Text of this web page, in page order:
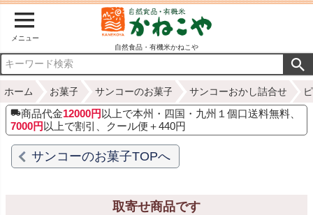
メニュー
自然食品・有機米かねこや
ホーム お菓子 サンコーのお菓子 サンコーおかし詰合せ
商品代金12000円 以上で本州・四国・九州１個口送料無料、
7000円 以上で割引、クール便＋440円
サンコーのお菓子TOPへ
取寄せ商品です